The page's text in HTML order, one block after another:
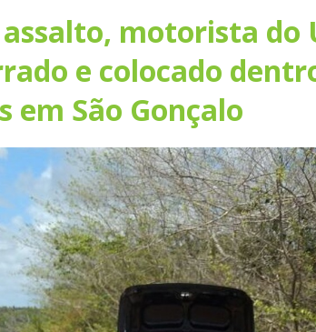
motorista do
e colocado
em São Gonçalo